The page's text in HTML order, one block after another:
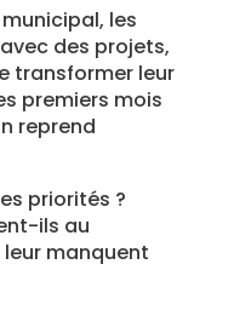
les
des projets,
transformer leur
premiers mois
reprend
priorités ?
ils au
manquent